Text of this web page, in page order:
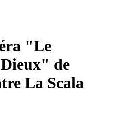
"Le
de
La Scala